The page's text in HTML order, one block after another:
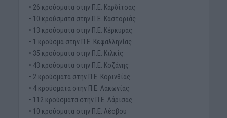
• 26 κρούσματα στην Π.Ε. Καρδίτσας
• 10 κρούσματα στην Π.Ε. Καστοριάς
• 13 κρούσματα στην Π.Ε. Κέρκυρας
• 1 κρούσμα στην Π.Ε. Κεφαλληνίας
• 35 κρούσματα στην Π.Ε. Κιλκίς
• 43 κρούσματα στην Π.Ε. Κοζάνης
• 2 κρούσματα στην Π.Ε. Κορινθίας
• 4 κρούσματα στην Π.Ε. Λακωνίας
• 112 κρούσματα στην Π.Ε. Λάρισας
• 10 κρούσματα στην Π.Ε. Λέσβου